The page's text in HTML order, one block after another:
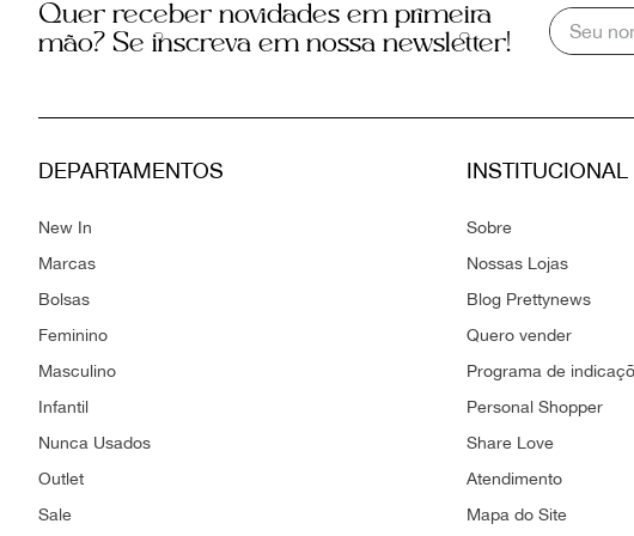
Quer receber novidades em primeira
mão? Se inscreva em nossa newsletter!
DEPARTAMENTOS
New In
Marcas
Bolsas
Feminino
Masculino
Infantil
Nunca Usados
Outlet
Sale
INSTITUCIONAL
Sobre
Nossas Lojas
Blog Prettynews
Quero vender
Programa de
Personal Shopper
Share Love
Atendimento
Mapa do Site